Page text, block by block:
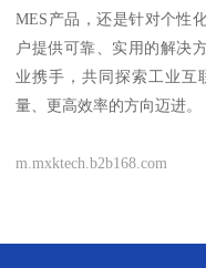
MES产品，还是针对个性
户提供可靠、实用的解决
业携手，共同探索工业互
量、更高效率的方向迈进。
m.mxktech.b2b168.com